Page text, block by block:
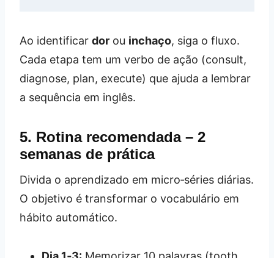
Ao identificar dor ou inchaço, siga o fluxo.
Cada etapa tem um verbo de ação (consult,
diagnose, plan, execute) que ajuda a lembrar
a sequência em inglês.
5. Rotina recomendada – 2
semanas de prática
Divida o aprendizado em micro‑séries diárias.
O objetivo é transformar o vocabulário em
hábito automático.